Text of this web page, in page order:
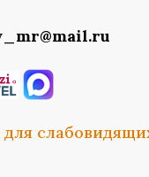
для